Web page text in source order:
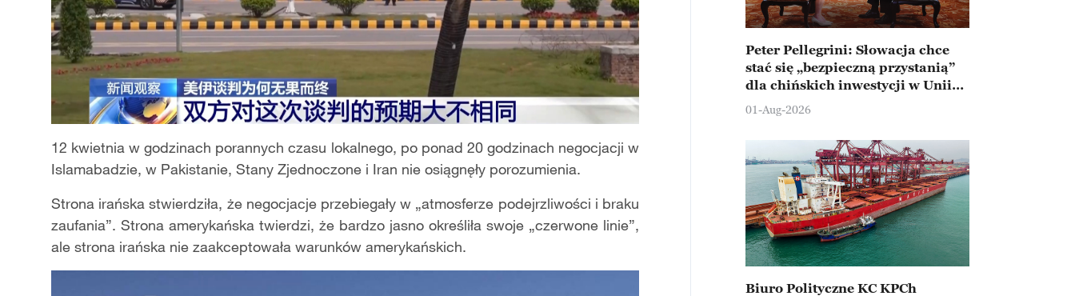
12 kwietnia w godzinach porannych czasu lokalnego, po ponad 20 godzinach negocjacji w
Islamabadzie, w Pakistanie, Stany Zjednoczone i Iran nie osiągnęły porozumienia.
Strona irańska stwierdziła, że negocjacje przebiegały w „atmosferze podejrzliwości i braku
zaufania”. Strona amerykańska twierdzi, że bardzo jasno określiła swoje „czerwone linie”,
ale strona irańska nie zaakceptowała warunków amerykańskich.
Peter Pellegrini: Słowacja chce
stać się „bezpieczną przystanią”
dla chińskich inwestycji w Unii
Europejskiej
01-Aug-2026
Biuro Polityczne KC KPCh